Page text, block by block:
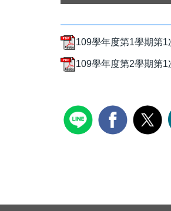
109學年度第1學期第
109學年度第2學期第